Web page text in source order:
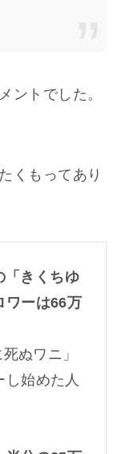
ントでした。
くもってあり
「きくちゆ
ワーは66万
ぬワニ」
始めた人